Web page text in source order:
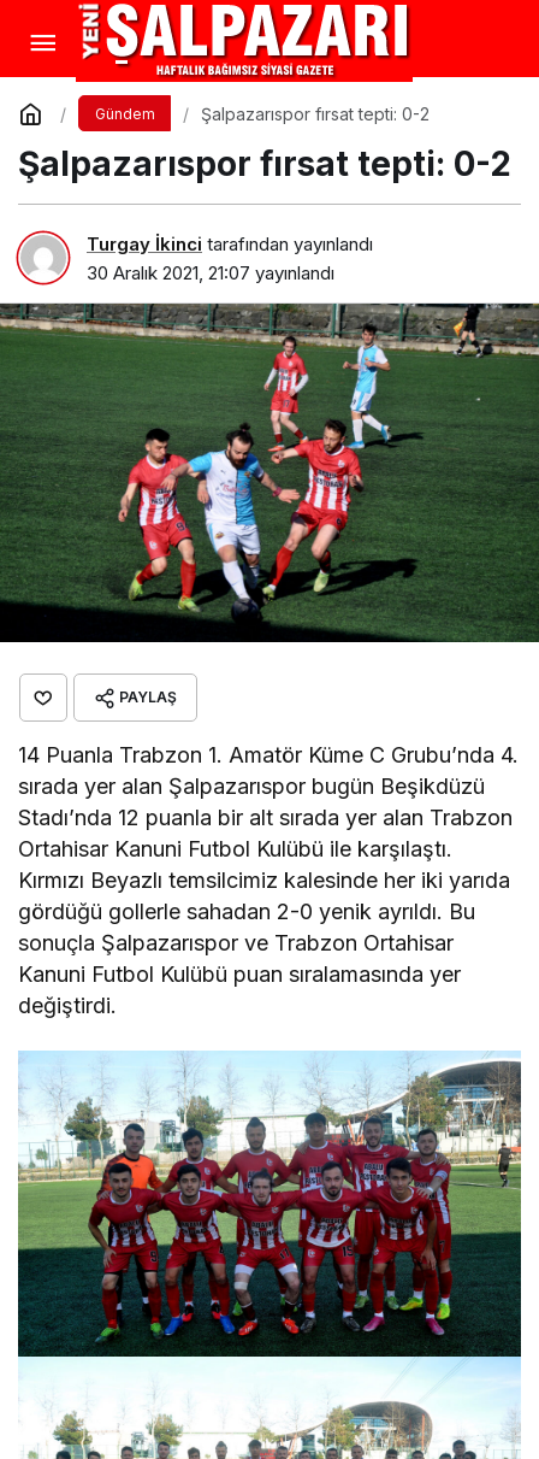
Gündem Şalpazarıspor fırsat tepti: 0-2
Şalpazarıspor fırsat tepti: 0-2
Turgay İkinci tarafından yayınlandı
30 Aralık 2021, 21:07 yayınlandı
PAYLAŞ
14 Puanla Trabzon 1. Amatör Küme C Grubu’nda 4.
sırada yer alan Şalpazarıspor bugün Beşikdüzü
Stadı’nda 12 puanla bir alt sırada yer alan Trabzon
Ortahisar Kanuni Futbol Kulübü ile karşılaştı.
Kırmızı Beyazlı temsilcimiz kalesinde her iki yarıda
gördüğü gollerle sahadan 2-0 yenik ayrıldı. Bu
sonuçla Şalpazarıspor ve Trabzon Ortahisar
Kanuni Futbol Kulübü puan sıralamasında yer
değiştirdi.